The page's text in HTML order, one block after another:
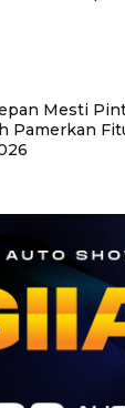
Mesti
Pamerkan